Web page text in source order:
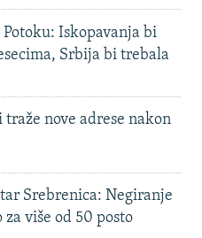
Iskopavanja bi
Srbija bi trebala
traže nove adrese nakon
Srebrenica: Negiranje
više od 50 posto